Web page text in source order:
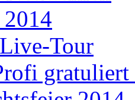
Tour
gratuliert